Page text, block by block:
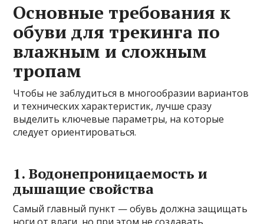
Основные требования к
обуви для трекинга по
влажным и сложным
тропам
Чтобы не заблудиться в многообразии вариантов
и технических характеристик, лучше сразу
выделить ключевые параметры, на которые
следует ориентироваться.
1. Водонепроницаемость и
дышащие свойства
Самый главный пункт — обувь должна защищать